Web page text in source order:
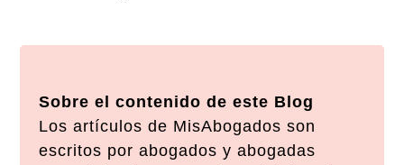
Sobre el contenido de este Blog
Los artículos de MisAbogados son
escritos por abogados y abogadas